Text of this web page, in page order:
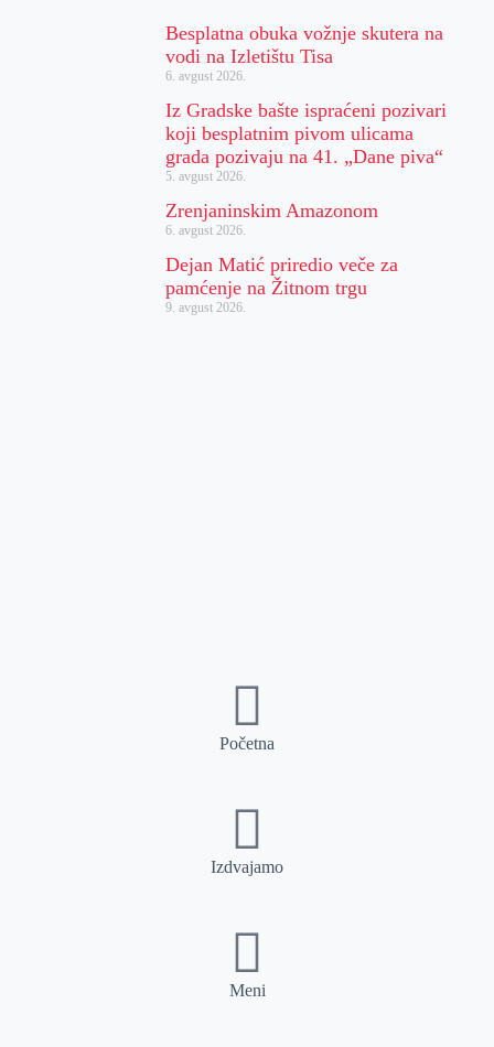
Besplatna obuka vožnje skutera na
vodi na Izletištu Tisa
6. avgust 2026.
Iz Gradske bašte ispraćeni pozivari
koji besplatnim pivom ulicama
grada pozivaju na 41. „Dane piva“
5. avgust 2026.
Zrenjaninskim Amazonom
6. avgust 2026.
Dejan Matić priredio veče za
pamćenje na Žitnom trgu
9. avgust 2026.
Početna
Izdvajamo
Meni